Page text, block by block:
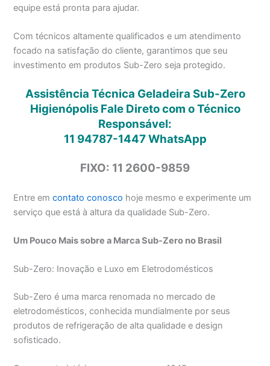
equipe está pronta para ajudar.
Com técnicos altamente qualificados e um atendimento
focado na satisfação do cliente, garantimos que seu
investimento em produtos Sub-Zero seja protegido.
Assistência Técnica Geladeira Sub-Zero
Higienópolis Fale Direto com o Técnico
Responsável:
11 94787-1447WhatsApp
FIXO: 11 2600-9859
Entre emcontato conosco hoje mesmo e experimente um
serviço que está à altura da qualidade Sub-Zero.
Um Pouco Mais sobre a Marca Sub-Zero no Brasil
Sub-Zero: Inovação e Luxo em Eletrodomésticos
Sub-Zero é uma marca renomada no mercado de
eletrodomésticos, conhecida mundialmente por seus
produtos de refrigeração de alta qualidade e design
sofisticado.